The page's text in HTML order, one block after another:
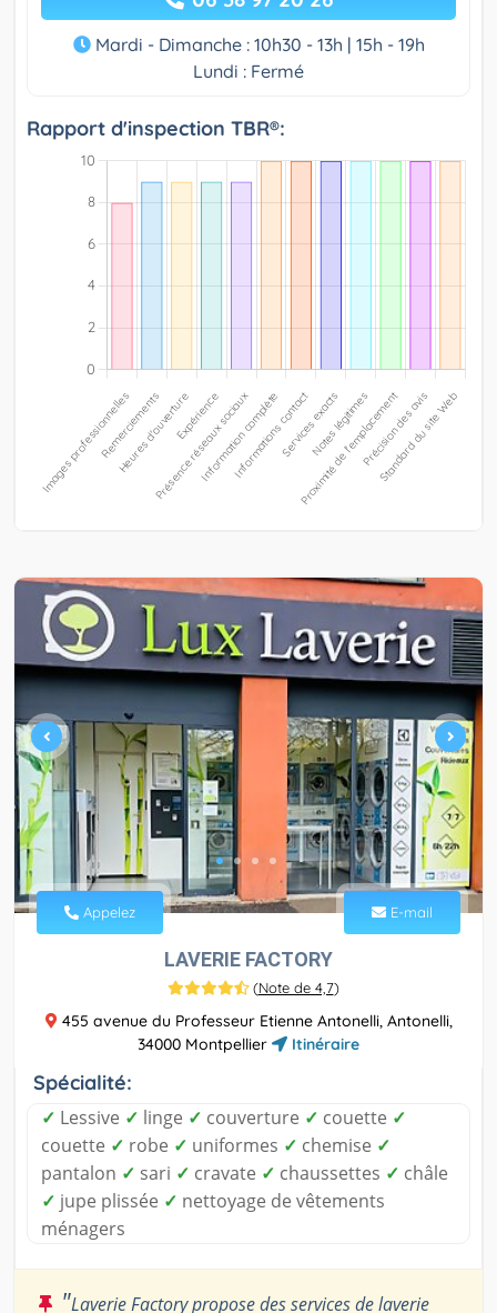
Mardi - Dimanche : 10h30 - 13h | 15h - 19h
Lundi : Fermé
Rapport d'inspection TBR®:
Appelez E-mail
LAVERIE FACTORY
(Note de 4,7)
455 avenue du Professeur Etienne Antonelli, Antonelli,
34000 Montpellier
Itinéraire
Spécialité:
✓ Lessive ✓ linge ✓ couverture ✓ couette ✓
couette ✓ robe ✓ uniformes ✓ chemise ✓
pantalon ✓ sari ✓ cravate ✓ chaussettes ✓ châle
✓ jupe plissée ✓ nettoyage de vêtements
ménagers
"Laverie Factory propose des services de laverie